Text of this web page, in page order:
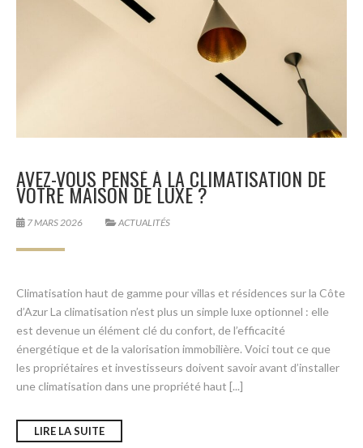
AVEZ-VOUS PENSÉ À LA CLIMATISATION DE
VOTRE MAISON DE LUXE ?
7 MARS 2026 ACTUALITÉS
Climatisation haut de gamme pour villas et résidences sur la Côte
d’Azur La climatisation n’est plus un simple luxe optionnel : elle
est devenue un élément clé du confort, de l’efficacité
énergétique et de la valorisation immobilière. Voici tout ce que
les propriétaires et investisseurs doivent savoir avant d’installer
une climatisation dans une propriété haut [...]
LIRE LA SUITE